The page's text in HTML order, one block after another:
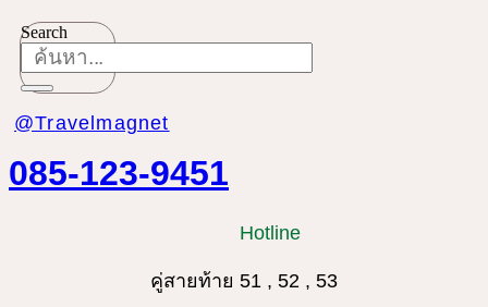
Search
@Travelmagnet
085-123-9451
Hotline
คู่สายท้าย 51 , 52 , 53